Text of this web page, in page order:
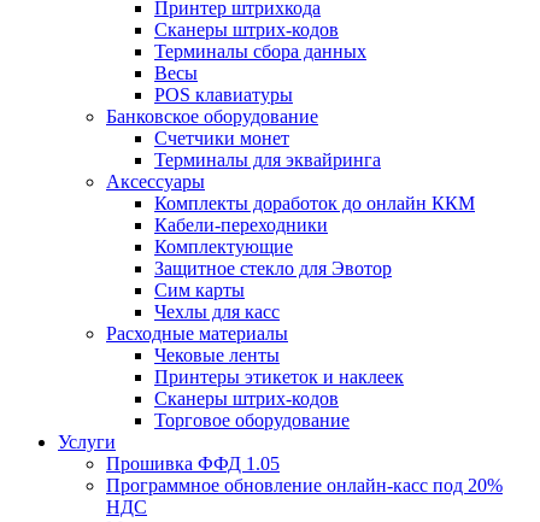
Принтер штрихкода
Сканеры штрих-кодов
Терминалы сбора данных
Весы
POS клавиатуры
Банковское оборудование
Счетчики монет
Терминалы для эквайринга
Аксессуары
Комплекты доработок до онлайн ККМ
Кабели-переходники
Комплектующие
Защитное стекло для Эвотор
Сим карты
Чехлы для касс
Расходные материалы
Чековые ленты
Принтеры этикеток и наклеек
Сканеры штрих-кодов
Торговое оборудование
Услуги
Прошивка ФФД 1.05
Программное обновление онлайн-касс под 20%
НДС